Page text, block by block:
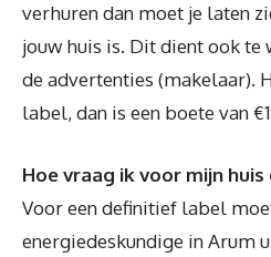
verhuren dan moet je laten
jouw huis is. Dit dient ook te
de advertenties (makelaar).
label, dan is een boete van
Hoe vraag ik voor mijn huis
Voor een definitief label
energiedeskundige in Arum